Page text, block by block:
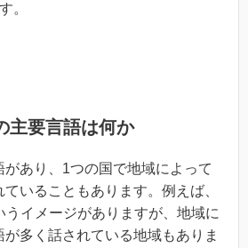
。
主要言語は何か
あり、1つの国で地域によって
いることもあります。例えば、
うイメージがありますが、地域に
多く話されている地域もありま